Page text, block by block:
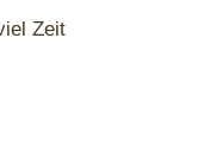
Zeit